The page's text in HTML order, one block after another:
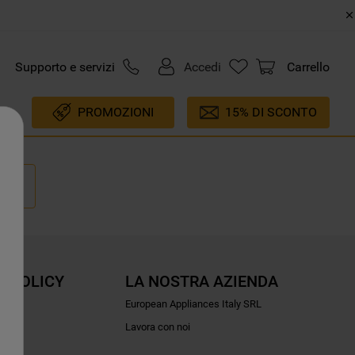
Supporto e servizi Accedi Carrello
PROMOZIONI 15% DI SCONTO
POLICY LA NOSTRA AZIENDA
European Appliances Italy SRL
Lavora con noi